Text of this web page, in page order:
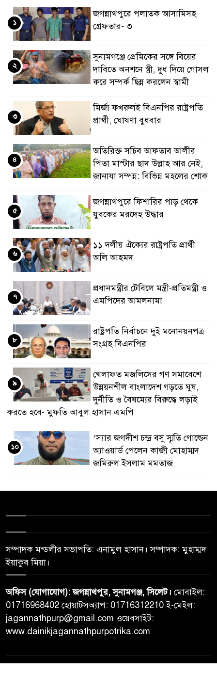
জগন্নাথপুরে পলাতক আসামিসহ
গ্রেফতার- ৩
১
সুনামগঞ্জে প্রেমিকের সঙ্গে বিয়ের
দাবিতে অনশনে স্ত্রী, দুধ দিয়ে গোসল
করে সম্পর্ক ছিন্ন করলেন স্বামী
২
মির্জা ফখরুলই বিএনপির রাষ্ট্রপতি
প্রার্থী, ঘোষণা বুধবার
৩
অতিরিক্ত সচিব আফতাব আলীর
পিতা মাস্টার ছাদ উল্লাহ আর নেই,
জানাযা সম্পন্ন: বিভিন্ন মহলের শোক
৪
জগন্নাথপুরে ফিশারির পাড় থেকে
যুবকের মরদেহ উদ্ধার
৫
১১ দলীয় ঐক্যের রাষ্ট্রপতি প্রার্থী
অলি আহমদ
৬
প্রধানমন্ত্রীর টেবিলে মন্ত্রী-প্রতিমন্ত্রী ও
এমপিদের আমলনামা
৭
রাষ্ট্রপতি নির্বাচনে দুই মনোনয়নপত্র
সংগ্রহ বিএনপির
৮
খেলাফত মজলিসের গণ সমাবেশে
উন্নয়নশীল বাংলাদেশ গড়তে ঘুষ,
দুর্নীতি ও বৈষম্যের বিরুদ্ধে লড়াই
করতে হবে- মুফতি আবুল হাসান এমপি
৯
‘স্যার জগদীশ চন্দ্র বসু স্মৃতি গোল্ডেন
অ্যাওয়ার্ড পেলেন কাজী মোহাম্মদ
জমিরুল ইসলাম মমতাজ
১০
সম্পাদক মন্ডলীর সভাপতি: এনামুল হাসান। সম্পাদক: মুহাম্মদ
ইয়াকুব মিয়া।
অফিস (যোগাযোগ): জগন্নাথপুর, সুনামগঞ্জ, সিলেট। মোবাইল:
01716968402 হোয়াটসঅ্যাপ: 01716312210 ই-মেইল:
jagannathpurp@gmail.com ওয়েবসাইট:
www.dainikjagannathpurpotrika.com